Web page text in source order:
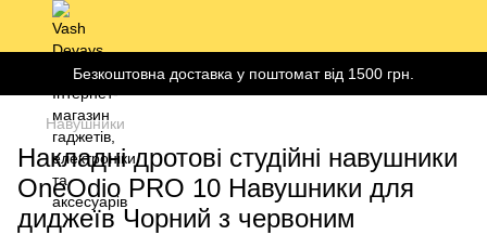
Безкоштовна доставка у поштомат від 1500 грн.
Навушники
Накладні дротові студійні навушники
OneOdio PRO 10 Навушники для
диджеїв Чорний з червоним